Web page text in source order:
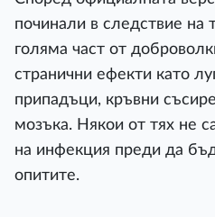
починали в следствие на
голяма част от
странични ефекти като
припадъци, кръвни
мозъка. Някои от тях не
на инфекция преди да
опитите.